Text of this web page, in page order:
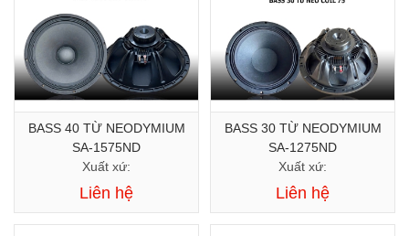
BASS 40 TỪ NEODYMIUM
SA-1575ND
Xuất xứ:
Liên hệ
BASS 30 TỪ NEODYMIUM
SA-1275ND
Xuất xứ:
Liên hệ